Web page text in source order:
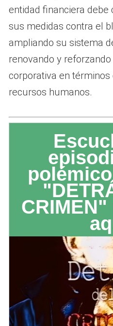
entidad financiera
sus medidas contra el
ampliando su sistema
renovando y
corporativa en términos
recursos humanos.